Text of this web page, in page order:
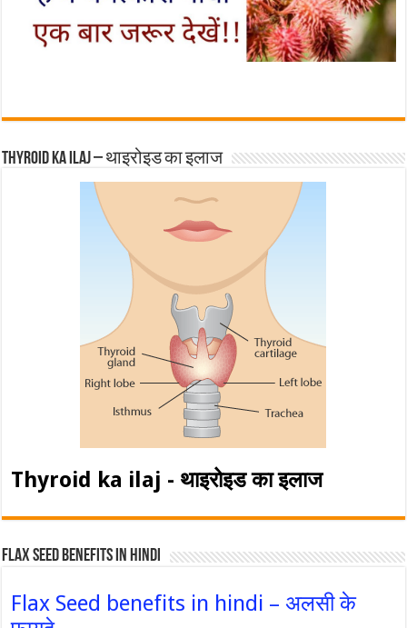
Thyroid ka ilaj – थाइरोइड का इलाज
Thyroid ka ilaj - थाइरोइड का इलाज
Flax Seed Benefits in hindi
Flax Seed benefits in hindi – अलसी के